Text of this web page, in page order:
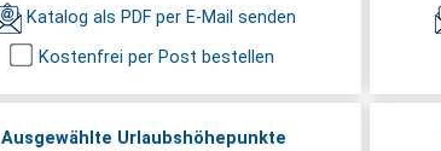
Katalog als PDF per E-Mail senden
Kostenfrei per Post bestellen
Ausgewählte Urlaubshöhepunkte